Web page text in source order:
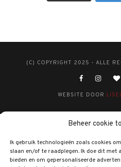
Beheer cookie
Ik gebruik technologieën zoals cookies
slaan en/of te raadplegen. Ik doe dit met
bieden en om gepersonaliseerde
(C) COPYRIGHT 2025 - ALLE
WEBSITE DOOR